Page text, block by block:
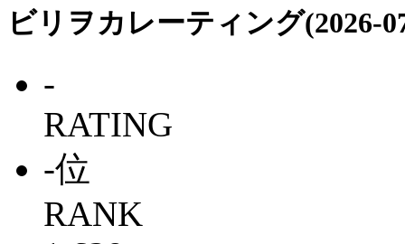
ビリヲカレーティング(2026-
-
RATING
-位
RANK